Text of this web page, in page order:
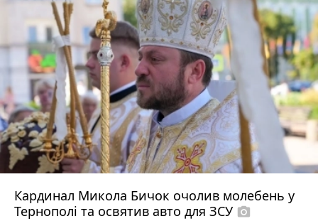
Кардинал Микола Бичок очолив молебень у
Тернополі та освятив авто для ЗСУ photo_camera